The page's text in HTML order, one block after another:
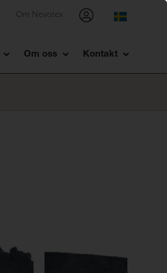
Om Nevotex
Om oss Kontakt